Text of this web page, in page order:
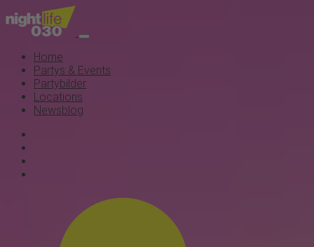
Home
Partys & Events
Partybilder
Locations
Newsblog